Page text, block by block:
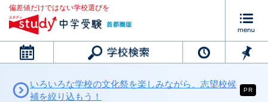
偏差値だけではない学校選びを
カレンダー
いろいろな学校の文化祭を楽しみながら、志望校候
補を絞り込もう！
PR